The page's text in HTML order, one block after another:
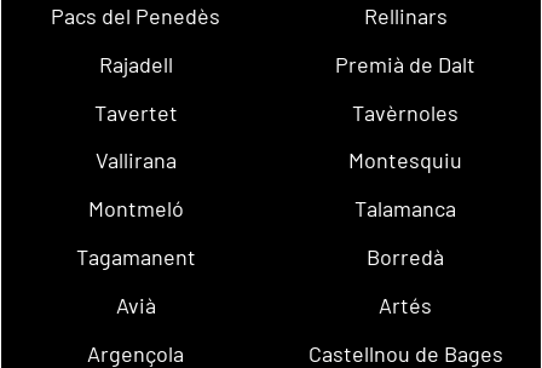
Pacs del Penedès
Rellinars
Rajadell
Premià de Dalt
Tavertet
Tavèrnoles
Vallirana
Montesquiu
Montmeló
Talamanca
Tagamanent
Borredà
Avià
Artés
Argençola
Castellnou de Bages